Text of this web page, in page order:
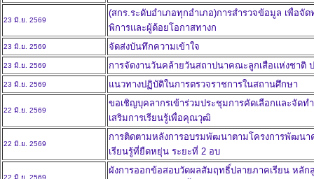
23 มิ.ย. 2569
(สกร.ระดับอำเภอทุกอำเภอ)การสำรวจข้อมูล เพื่อจั
พิการและผู้ด้อยโอกาสทางก
23 มิ.ย. 2569 จัดส่งบันทึกความเข้าใจ
23 มิ.ย. 2569 การจัดงานวันคล้ายวันสถาปนาคณะลูกเสือแห่งชาติ
23 มิ.ย. 2569 แนวทางปฏิบัติในการตรวจราชการในสถานศึกษา
22 มิ.ย. 2569
ขอเชิญบุคลากรเข้าร่วมประชุมการคัดเลือกและจัด
เสริมการเรียนรู้เพื่อคุณวุฒิ
22 มิ.ย. 2569
การติดตามหลังการอบรมพัฒนาตามโครงการพัฒนา
เรียนรู้ที่ยืดหยุ่น ระยะที่ 2 อบ
22 มิ.ย. 2569
ผังการออกข้อสอบวัดผลสัมฤทธิ์ปลายภาคเรียน หลัก